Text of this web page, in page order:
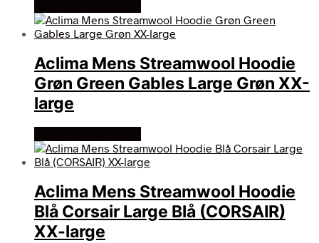
Aclima Mens Streamwool Hoodie
Grøn Green Gables Large Grøn XX-
large
Aclima Mens Streamwool Hoodie
Blå Corsair Large Blå (CORSAIR)
XX-large